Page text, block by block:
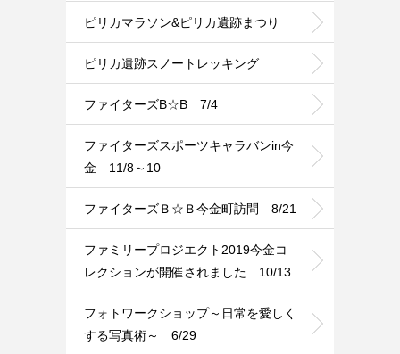
ピリカマラソン&ピリカ遺跡まつり
ピリカ遺跡スノートレッキング
ファイターズB☆B 7/4
ファイターズスポーツキャラバンin今
金 11/8～10
ファイターズＢ☆Ｂ今金町訪問 8/21
ファミリープロジエクト2019今金コ
レクションが開催されました 10/13
フォトワークショップ～日常を愛しく
する写真術～ 6/29